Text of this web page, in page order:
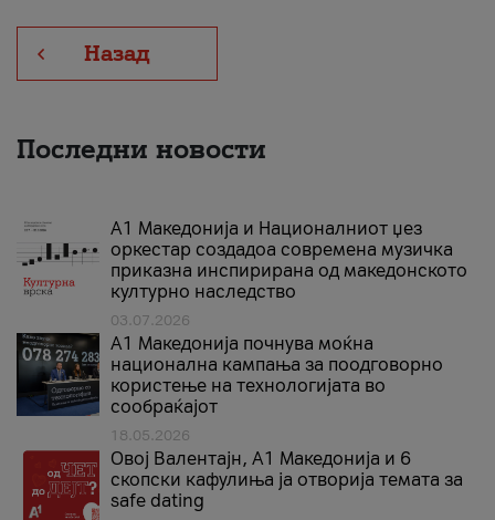
Назад
Последни новости
А1 Македонија и Националниот џез
оркестар создадоа современа музичка
приказна инспирирана од македонското
културно наследство
03.07.2026
A1 Македонија почнува моќна
национална кампања за поодговорно
користење на технологијата во
сообраќајот
18.05.2026
Овој Валентајн, A1 Македонија и 6
скопски кафулиња ја отворија темата за
safe dating